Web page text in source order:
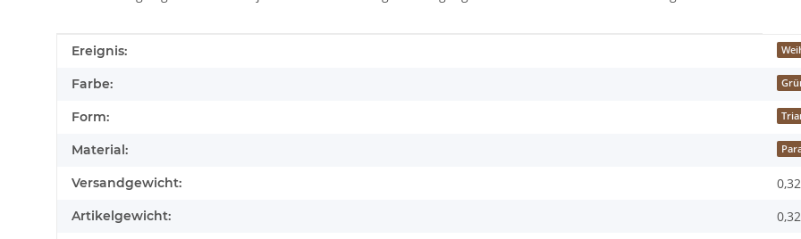
Produkteigenschaft
Wert
Ereignis:
Farbe:
Form:
Material:
Versandgewicht:
Artikelgewicht: 0,32